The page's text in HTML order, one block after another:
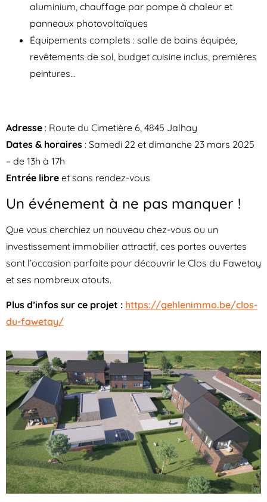
aluminium, chauffage par pompe à chaleur et
panneaux photovoltaïques
Équipements complets : salle de bains équipée,
revêtements de sol, budget cuisine inclus, premières
peintures…
Adresse : Route du Cimetière 6, 4845 Jalhay
Dates & horaires : Samedi 22 et dimanche 23 mars 2025
– de 13h à 17h
Entrée libre et sans rendez-vous
Un événement à ne pas manquer !
Que vous cherchiez un nouveau chez-vous ou un
investissement immobilier attractif, ces portes ouvertes
sont l’occasion parfaite pour découvrir le Clos du Fawetay
et ses nombreux atouts.
Plus d’infos sur ce projet : https://gehlenimmo.be/clos-
du-fawetay/